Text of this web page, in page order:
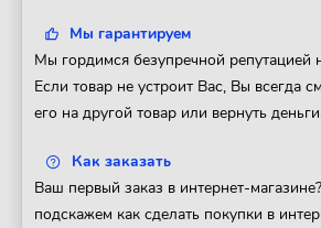
Мы гарантируем
Мы гордимся безупречной репутацией
Если товар не устроит Вас, Вы всегда
его на другой товар или вернуть
Как заказать
Ваш первый заказ в интернет-
подскажем как сделать покупки в